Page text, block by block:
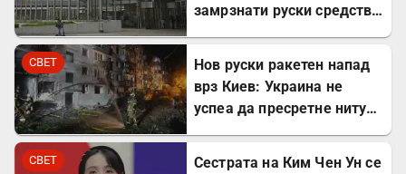
замрзнати руски средства
СВЕТ
Нов руски ракетен напад
врз Киев: Украина не
успеа да пресретне ниту
СВЕТ
Сестрата на Ким Чен Ун се